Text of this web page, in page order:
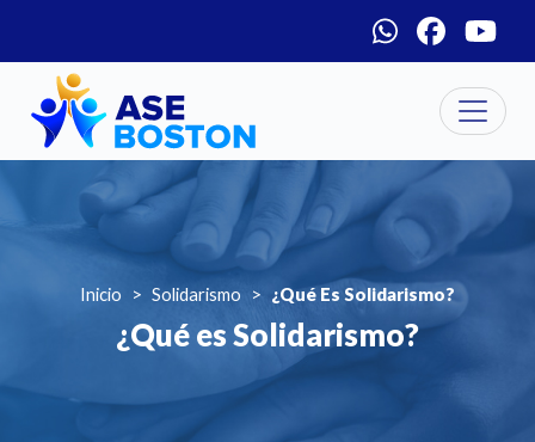
Menú social
Inicio Solidarismo ¿Qué Es Solidarismo?
¿Qué es Solidarismo?